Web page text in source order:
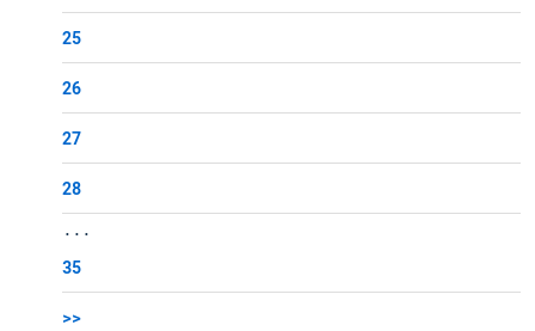
25
26
27
28
...
35
>>